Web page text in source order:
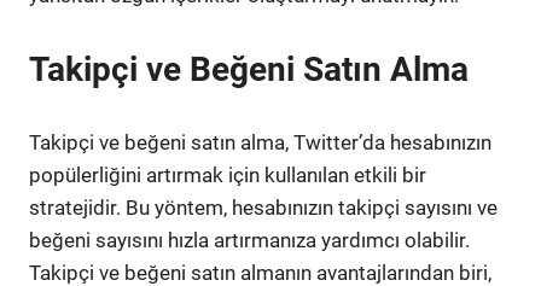
Takipçi ve Beğeni Satın Alma
Takipçi ve beğeni satın alma, Twitter’da hesabınızın
popülerliğini artırmak için kullanılan etkili bir
stratejidir. Bu yöntem, hesabınızın takipçi sayısını ve
beğeni sayısını hızla artırmanıza yardımcı olabilir.
Takipçi ve beğeni satın almanın avantajlarından biri,